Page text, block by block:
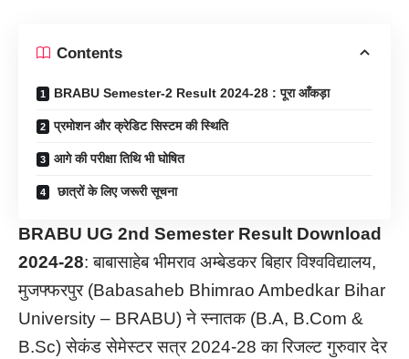
Contents
BRABU Semester-2 Result 2024-28 : पूरा आँकड़ा
प्रमोशन और क्रेडिट सिस्टम की स्थिति
आगे की परीक्षा तिथि भी घोषित
छात्रों के लिए जरूरी सूचना
BRABU UG 2nd Semester Result Download
2024-28: बाबासाहेब भीमराव अम्बेडकर बिहार विश्वविद्यालय,
मुजफ्फरपुर (Babasaheb Bhimrao Ambedkar Bihar
University – BRABU) ने स्नातक (B.A, B.Com &
B.Sc) सेकंड सेमेस्टर सत्र 2024-28 का रिजल्ट गुरुवार देर